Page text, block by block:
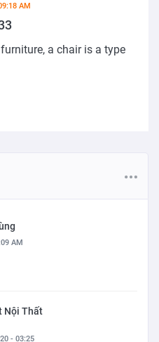
AM
a chair is a type
AM
Nội Thất
- 03:25